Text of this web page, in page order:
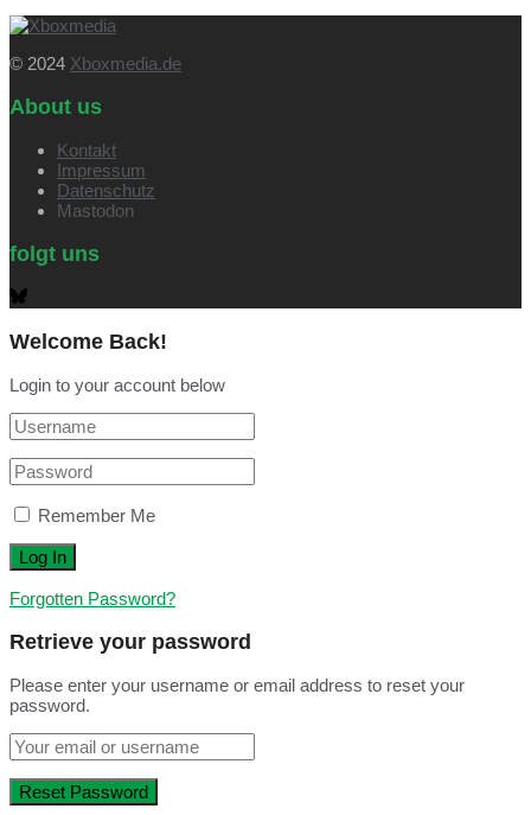
© 2024 Xboxmedia.de
About us
Kontakt
Impressum
Datenschutz
Mastodon
folgt uns
Welcome Back!
Login to your account below
Remember Me
Forgotten Password?
Retrieve your password
Please enter your username or email address to reset your
password.